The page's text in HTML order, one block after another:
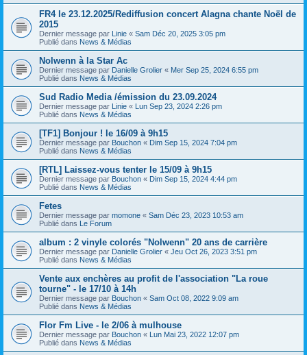
FR4 le 23.12.2025/Rediffusion concert Alagna chante Noël de
2015
Dernier message par Linie « Sam Déc 20, 2025 3:05 pm
Publié dans News & Médias
Nolwenn à la Star Ac
Dernier message par Danielle Grolier « Mer Sep 25, 2024 6:55 pm
Publié dans News & Médias
Sud Radio Media /émission du 23.09.2024
Dernier message par Linie « Lun Sep 23, 2024 2:26 pm
Publié dans News & Médias
[TF1] Bonjour ! le 16/09 à 9h15
Dernier message par Bouchon « Dim Sep 15, 2024 7:04 pm
Publié dans News & Médias
[RTL] Laissez-vous tenter le 15/09 à 9h15
Dernier message par Bouchon « Dim Sep 15, 2024 4:44 pm
Publié dans News & Médias
Fetes
Dernier message par momone « Sam Déc 23, 2023 10:53 am
Publié dans Le Forum
album : 2 vinyle colorés "Nolwenn" 20 ans de carrière
Dernier message par Danielle Grolier « Jeu Oct 26, 2023 3:51 pm
Publié dans News & Médias
Vente aux enchères au profit de l'association "La roue
tourne" - le 17/10 à 14h
Dernier message par Bouchon « Sam Oct 08, 2022 9:09 am
Publié dans News & Médias
Flor Fm Live - le 2/06 à mulhouse
Dernier message par Bouchon « Lun Mai 23, 2022 12:07 pm
Publié dans News & Médias